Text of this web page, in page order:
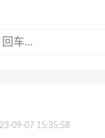
09-07 15:35:58